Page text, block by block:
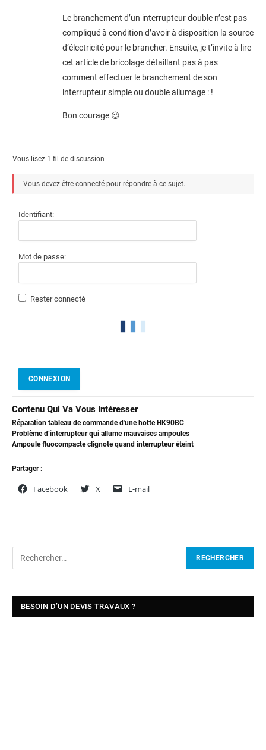
Le branchement d’un interrupteur double n’est pas
compliqué à condition d’avoir à disposition la source
d’électricité pour le brancher. Ensuite, je t’invite à lire
cet article de bricolage détaillant pas à pas
comment effectuer le branchement de son
interrupteur simple ou double allumage : !
Bon courage 😉
Vous lisez 1 fil de discussion
Vous devez être connecté pour répondre à ce sujet.
Identifiant:
Mot de passe:
Rester connecté
CONNEXION
Contenu Qui Va Vous Intéresser
Réparation tableau de commande d'une hotte HK90BC
Problème d’interrupteur qui allume mauvaises ampoules
Ampoule fluocompacte clignote quand interrupteur éteint
Partager :
Facebook X E-mail
BESOIN D’UN DEVIS TRAVAUX ?